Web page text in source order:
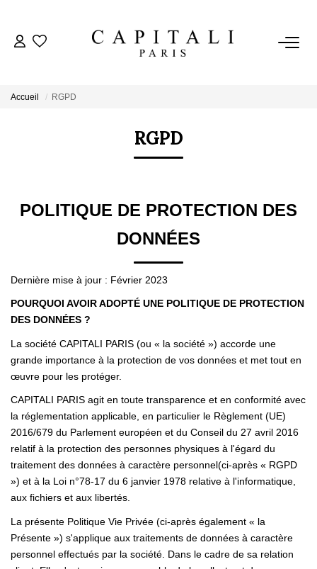
ESTIMER
NOTRE AGENCE
Qui Sommes-Nous
Nos Valeurs
Nos Actualités
ALERTE MAIL
CONTACT
Accueil RGPD
RGPD
POLITIQUE DE PROTECTION DES
DONNÉES
Dernière mise à jour : Février 2023
POURQUOI AVOIR ADOPTÉ UNE POLITIQUE DE PROTECTION
DES DONNÉES ?
La société CAPITALI PARIS (ou « la société ») accorde une
grande importance à la protection de vos données et met tout en
œuvre pour les protéger.
CAPITALI PARIS agit en toute transparence et en conformité avec
la réglementation applicable, en particulier le Règlement (UE)
2016/679 du Parlement européen et du Conseil du 27 avril 2016
relatif à la protection des personnes physiques à l'égard du
traitement des données à caractère personnel(ci-après « RGPD
») et à la Loi n°78-17 du 6 janvier 1978 relative à l'informatique,
aux fichiers et aux libertés
La présente Politique Vie Privée (ci-après également « la
Présente ») s'applique aux traitements de données à caractère
personnel effectués par la société. Dans le cadre de sa relation